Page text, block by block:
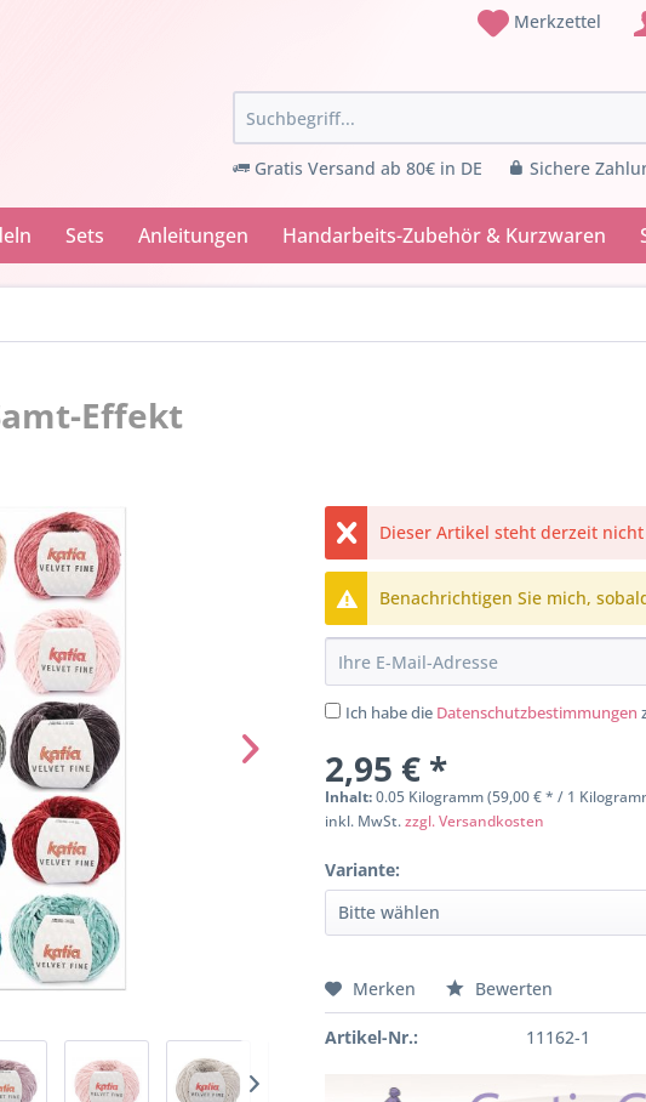
Merkzettel
Gratis Versand ab 80€ in DE Sichere
Sets Anleitungen Handarbeits-Zubehör & Kurzwaren
Effekt
Dieser Artikel steht derzeit
Benachrichtigen Sie mich,
Ich habe die Datenschutzbestimmungen
2,95 € *
Inhalt:0.05 Kilogramm (59,00 € * / 1
inkl. MwSt.zzgl. Versandkosten
Variante:
Merken Bewerten
Artikel-Nr.: 11162-1